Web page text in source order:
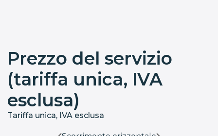
Prezzo del servizio
(tariffa unica, IVA
esclusa)
Tariffa unica, IVA esclusa